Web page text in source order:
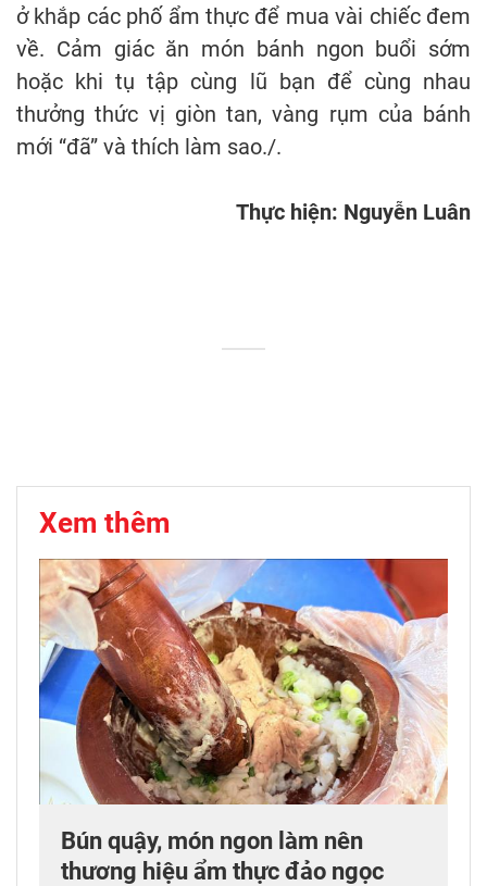
ở khắp các phố ẩm thực để mua vài chiếc đem
về. Cảm giác ăn món bánh ngon buổi sớm
hoặc khi tụ tập cùng lũ bạn để cùng nhau
thưởng thức vị giòn tan, vàng rụm của bánh
mới “đã” và thích làm sao./.
Thực hiện: Nguyễn Luân
Xem thêm
Bún quậy, món ngon làm nên
thương hiệu ẩm thực đảo ngọc